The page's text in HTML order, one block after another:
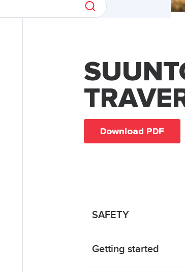
Download PDF
SAFETY
Getting started